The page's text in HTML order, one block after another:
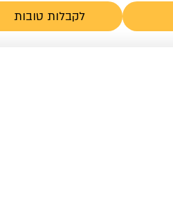
לקבלות טובות